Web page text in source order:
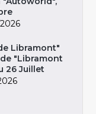
Libramont"
"Libramont
26 Juillet